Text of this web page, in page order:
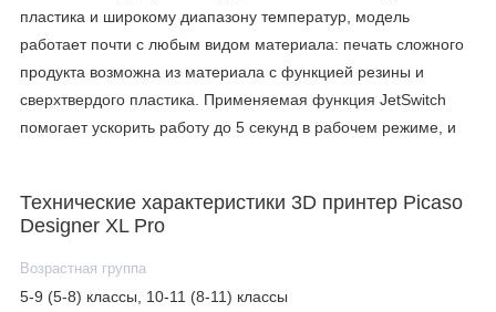
пластика и широкому диапазону температур, модель
работает почти с любым видом материала: печать сложного
продукта возможна из материала с функцией резины и
сверхтвердого пластика. Применяемая функция JetSwitch
помогает ускорить работу до 5 секунд в рабочем режиме, и
Технические характеристики 3D принтер Picaso
Designer XL Pro
Возрастная группа
5-9 (5-8) классы, 10-11 (8-11) классы